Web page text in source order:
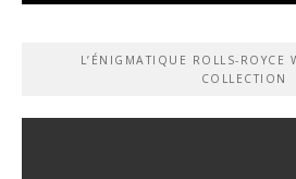
L’ÉNIGMATIQUE ROLLS-ROYCE
COLLECTION